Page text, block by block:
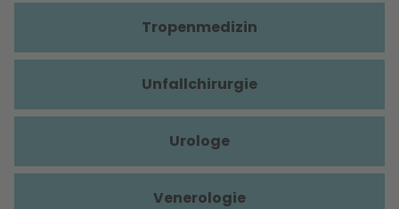
Tropenmedizin
Unfallchirurgie
Urologe
Venerologie